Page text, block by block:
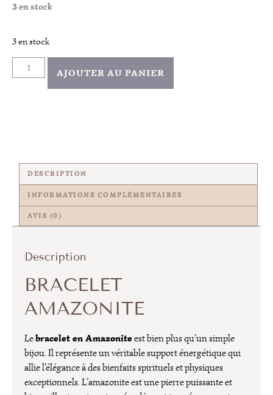
3 en stock
3 en stock
AJOUTER AU PANIER
DESCRIPTION
INFORMATIONS COMPLÉMENTAIRES
AVIS (0)
Description
BRACELET
AMAZONITE
Lebracelet en Amazoniteest bien plus qu’un simple
bijou. Il représente un véritable support énergétique qui
allie l’élégance à des bienfaits spirituels et physiques
exceptionnels. L’amazonite est une pierre puissante et